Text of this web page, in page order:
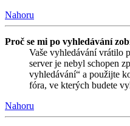
Nahoru
Proč se mi po vyhledávání
Vaše vyhledávání vrátilo
server je nebyl schopen
vyhledávání“ a použijte
fóra, ve kterých budete
Nahoru